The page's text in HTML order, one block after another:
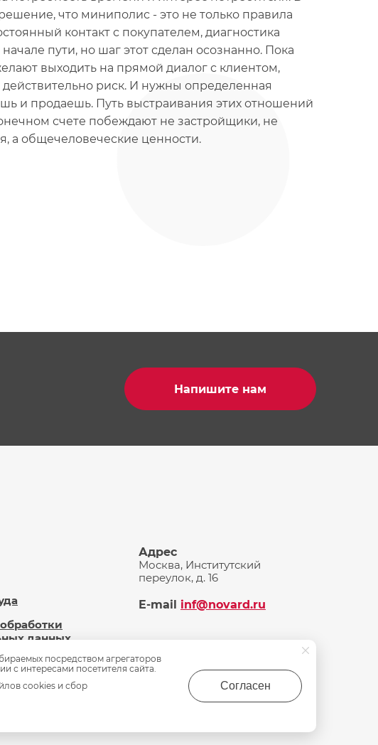
что миниполис - это не только правила
контакт с покупателем, диагностика
пути, но шаг этот сделан осознанно. Пока
выходить на прямой диалог с клиентом,
действительно риск. И нужны определенная
и продаешь. Путь выстраивания этих отношений
счете побеждают не застройщики, не
а общечеловеческие ценности.
Напишите нам
данных
Адрес
Москва, Институтский
переулок, д. 16
E-mail inf@novard.ru
посредством агрегаторов
с интересами посетителя сайта.
cookies и сбор
Согласен